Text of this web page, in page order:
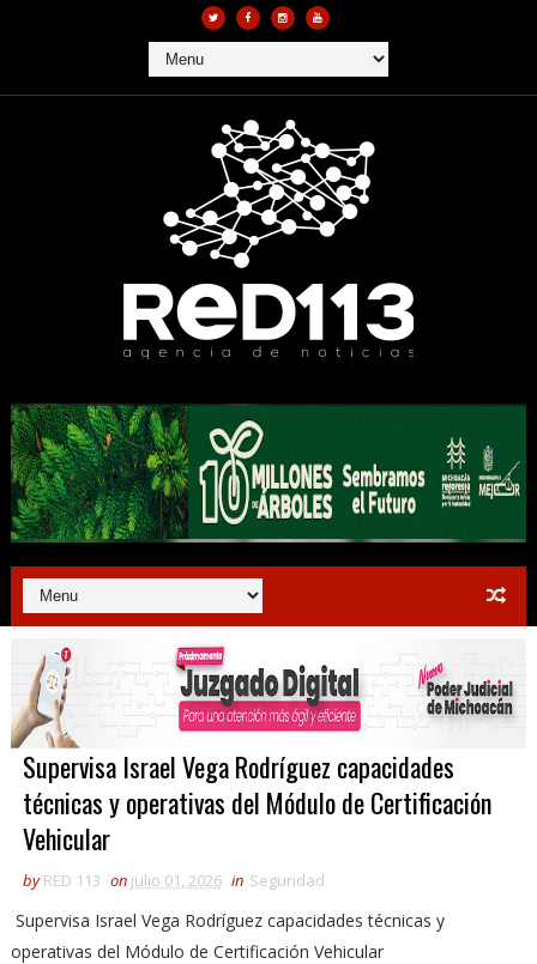
Supervisa Israel Vega Rodríguez capacidades
técnicas y operativas del Módulo de Certificación
Vehicular
by RED 113 on julio 01, 2026 in Seguridad
Supervisa Israel Vega Rodríguez capacidades técnicas y
operativas del Módulo de Certificación Vehicular